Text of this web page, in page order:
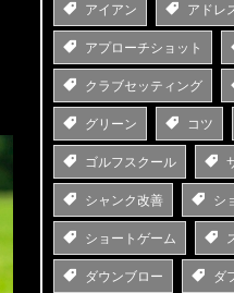
アイアン アドレ
アプローチショット
クラブセッティング
グリーン コツ
ゴルフスクール
シャンク改善 シ
ショートゲーム
ダウンブロー ダ